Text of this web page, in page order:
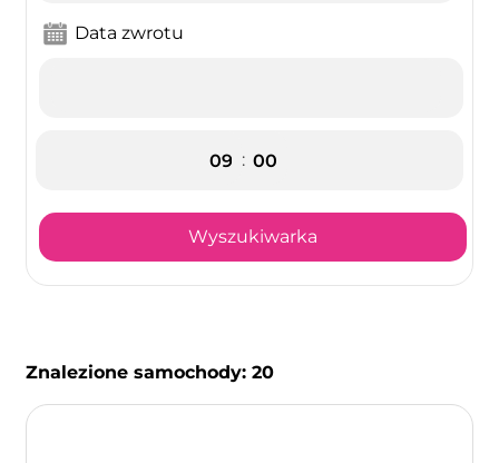
Data zwrotu
:
Wyszukiwarka
Znalezione samochody: 20